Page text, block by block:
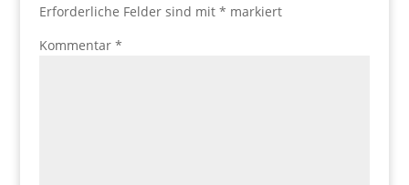
Erforderliche Felder sind mit * markiert
Kommentar *